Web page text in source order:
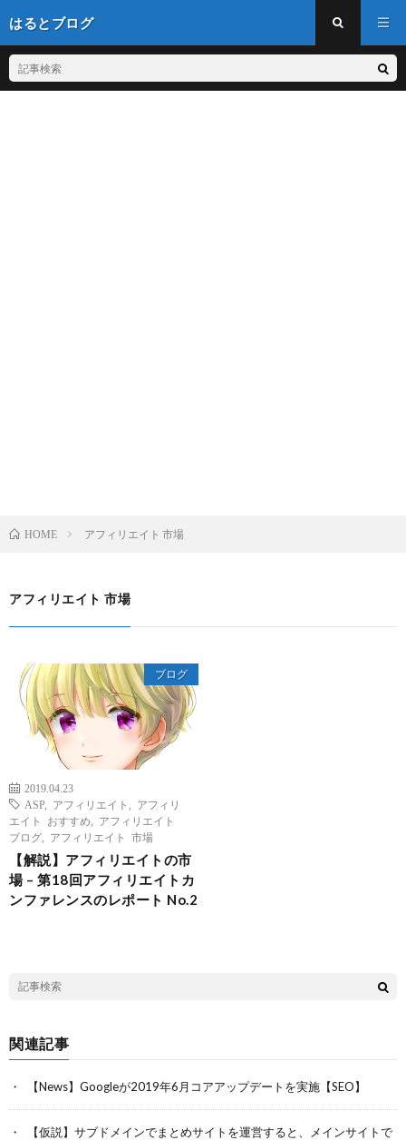
はるとブログ
HOME アフィリエイト 市場
アフィリエイト 市場
ブログ
2019.04.23
ASP
アフィリエイト
アフィリ
エイト おすすめ
アフィリエイト
ブログ
アフィリエイト 市場
【解説】アフィリエイトの市
場 – 第18回アフィリエイトカ
ンファレンスのレポート No.2
関連記事
【News】Googleが2019年6月コアアップデートを実施【SEO】
【仮説】サブドメインでまとめサイトを運営すると、メインサイトで